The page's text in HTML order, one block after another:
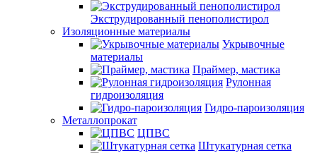
Экструдированный пенополистирол
Изоляционные материалы
Укрывочные
материалы
Праймер, мастика
Рулонная
гидроизоляция
Гидро-пароизоляция
Металлопрокат
ЦПВС
Штукатурная сетка